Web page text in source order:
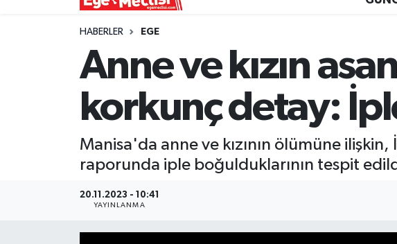
HABERLER EGE
Anne ve kızın
korkunç detay:
Manisa'da anne ve kızının ölümüne
raporunda iple boğulduklarının tespit
20.11.2023 - 10:41
YAYINLANMA
ÖZEL HABER
POLİTİKA
Programlar